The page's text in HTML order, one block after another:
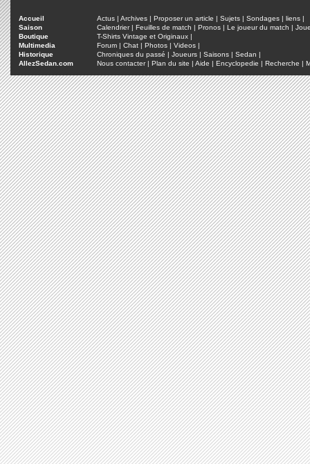
Accueil Actus | Archives | Proposer un article | Sujets | Sondages | liens |
Saison
Calendrier| Feuilles de match | Pronos | Le joueur du match |
Boutique
T-Shirts Vintage et Originaux |
Multimedia
Forum | Chat | Photos | Videos |
Historique
Chroniques du passé | Joueurs | Saisons | Sedan |
AllezSedan.com
Nous contacter| Plan du site | Aide | Encyclopedie | Recherche |